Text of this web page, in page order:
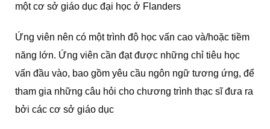
một cơ sở giáo dục đại học ở Flanders
Ứng viên nên có một trình độ học vấn cao và/hoặc tiềm
năng lớn. Ứng viên cần đạt được những chỉ tiêu học
vấn đầu vào, bao gồm yêu cầu ngôn ngữ tương ứng, để
tham gia những câu hỏi cho chương trình thạc sĩ đưa ra
bởi các cơ sở giáo dục